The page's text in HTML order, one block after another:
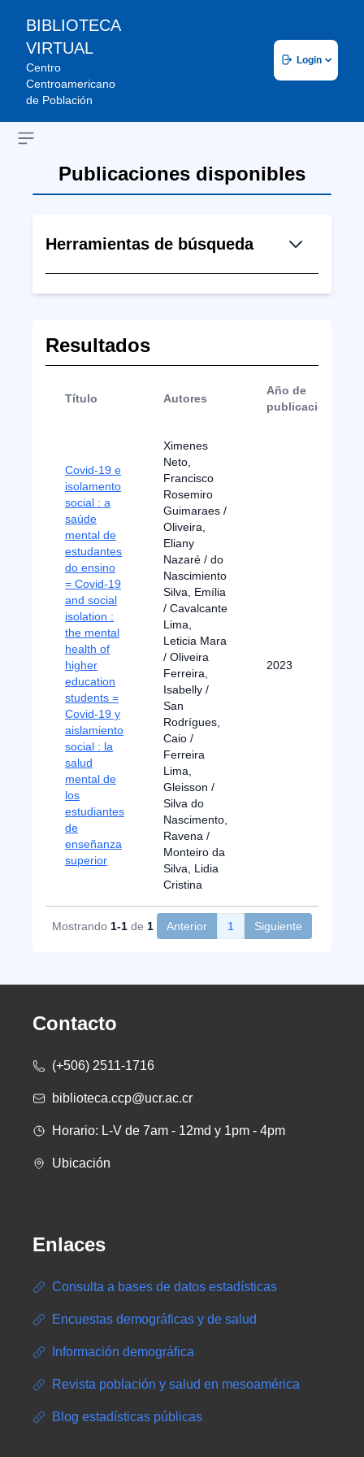
BIBLIOTECA
VIRTUAL
Centro
Centroamericano
de Población
Login
Open sidebar
Publicaciones disponibles
Herramientas de búsqueda
Resultados
Título Autores
Año de
publicación
Covid-19 e
isolamento
social : a
saúde
mental de
estudantes
do ensino
= Covid-19
and social
isolation :
the mental
health of
higher
education
students =
Covid-19 y
aislamiento
social : la
salud
mental de
los
estudiantes
de
enseñanza
superior
Ximenes
Neto,
Francisco
Rosemiro
Guimaraes /
Oliveira,
Eliany
Nazaré / do
Nascimiento
Silva, Emília
/ Cavalcante
Lima,
Leticia Mara
/ Oliveira
Ferreira,
Isabelly /
San
Rodrígues,
Caio /
Ferreira
Lima,
Gleisson /
Silva do
Nascimento,
Ravena /
Monteiro da
Silva, Lidia
Cristina
2023
Mostrando 1-1 de 1 Anterior 1 Siguiente
Contacto
(+506) 2511-1716
biblioteca.ccp@ucr.ac.cr
Horario: L-V de 7am - 12md y 1pm - 4pm
Ubicación
Enlaces
Consulta a bases de datos estadísticas
Encuestas demográficas y de salud
Información demográfica
Revista población y salud en mesoamérica
Blog estadísticas públicas